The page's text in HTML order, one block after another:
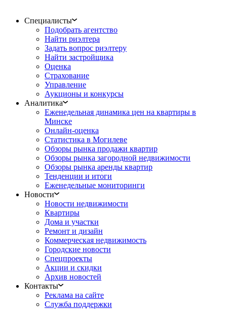
Специалисты
Подобрать агентство
Найти риэлтера
Задать вопрос риэлтеру
Найти застройщика
Оценка
Страхование
Управление
Аукционы и конкурсы
Аналитика
Еженедельная динамика цен на квартиры в
Минске
Онлайн-оценка
Статистика в Могилеве
Обзоры рынка продажи квартир
Обзоры рынка загородной недвижимости
Обзоры рынка аренды квартир
Тенденции и итоги
Еженедельные мониторинги
Новости
Новости недвижимости
Квартиры
Дома и участки
Ремонт и дизайн
Коммерческая недвижимость
Городские новости
Спецпроекты
Акции и скидки
Архив новостей
Контакты
Реклама на сайте
Служба поддержки